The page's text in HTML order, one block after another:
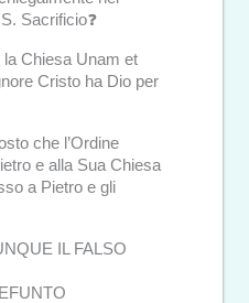
Sacrificio❓
Chiesa Unam et
Cristo ha Dio per
che l’Ordine
e alla Sua Chiesa
a Pietro e gli
IL FALSO